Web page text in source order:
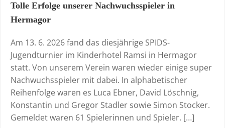
Tolle Erfolge unserer Nachwuchsspieler in
Hermagor
Am 13. 6. 2026 fand das diesjährige SPIDS-
Jugendturnier im Kinderhotel Ramsi in Hermagor
statt. Von unserem Verein waren wieder einige super
Nachwuchsspieler mit dabei. In alphabetischer
Reihenfolge waren es Luca Ebner, David Löschnig,
Konstantin und Gregor Stadler sowie Simon Stocker.
Gemeldet waren 61 Spielerinnen und Spieler. […]